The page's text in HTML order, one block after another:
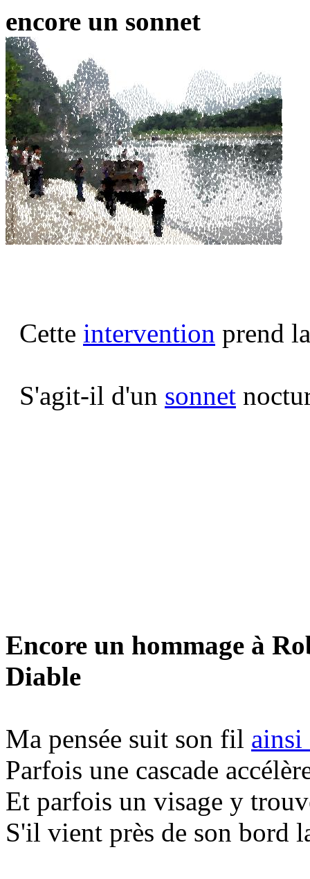
encore un sonnet
Cette intervention prend
S'agit-il d'un sonnet
Encore un hommage à
Diable
Ma pensée suit son fil ainsi
Parfois une cascade
Et parfois un visage y
S'il vient près de son bord